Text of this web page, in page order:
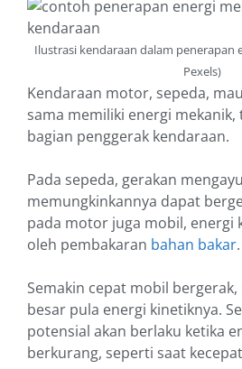
Ilustrasi kendaraan dalam penerapan
Pexels)
Kendaraan motor, sepeda,
sama memiliki energi mekanik,
bagian penggerak kendaraan.
Pada sepeda, gerakan
memungkinkannya dapat
pada motor juga mobil, energi
oleh pembakaran bahan bakar.
Semakin cepat mobil bergerak,
besar pula energi kinetiknya.
potensial akan berlaku ketika
berkurang, seperti saat